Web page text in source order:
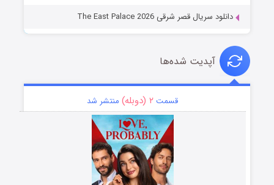
دانلود سریال قصر شرقی The East Palace 2026
آپدیت شده‌ها
قسمت ۲ (دوبله) منتشر شد